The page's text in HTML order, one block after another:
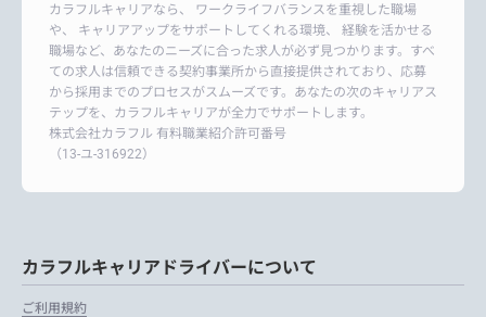
カラフルキャリアなら、 ワークライフバランスを重視した職場
や、 キャリアアップをサポートしてくれる環境、 経験を活かせる
職場など、あなたのニーズに合った求人が必ず見つかります。すべ
ての求人は信頼できる契約事業所から直接提供されており、応募
から採用までのプロセスがスムーズです。あなたの次のキャリアス
テップを、カラフルキャリアが全力でサポートします。
株式会社カラフル 有料職業紹介許可番号
（13-ユ-316922）
カラフルキャリアドライバーについて
ご利用規約